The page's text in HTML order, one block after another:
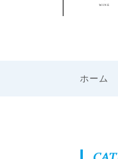
WINE
ホーム